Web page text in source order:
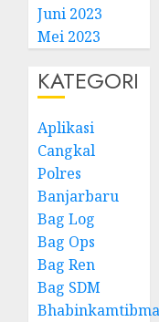
Juni 2023
Mei 2023
KATEGORI
Aplikasi
Cangkal
Polres
Banjarbaru
Bag Log
Bag Ops
Bag Ren
Bag SDM